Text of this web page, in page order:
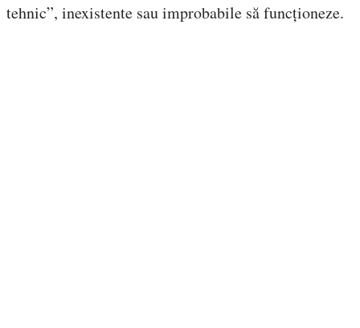
tehnic”, inexistente sau improbabile să funcționeze.